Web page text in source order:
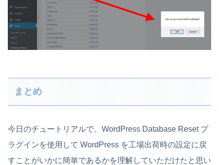
まとめ
今日のチュートリアルで、WordPress Database Reset プ
ラグインを使用して WordPress を工場出荷時の設定に戻
すことがいかに簡単であるかを理解していただけたと思い